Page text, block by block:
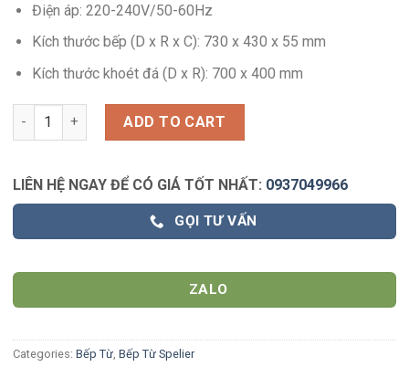
Điện áp: 220-240V/50-60Hz
Kích thước bếp (D x R x C): 730 x 430 x 55 mm
Kích thước khoét đá (D x R): 700 x 400 mm
BẾP TỪ SPELIER SPM-T89K - Tặng bộ nồi cao cấp 5 món
ADD TO CART
LIÊN HỆ NGAY ĐỂ CÓ GIÁ TỐT NHẤT: 0937049966
GỌI TƯ VẤN
ZALO
Categories: Bếp Từ Bếp Từ Spelier